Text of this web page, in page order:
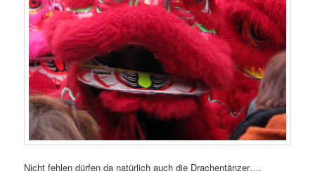
Nicht fehlen dürfen da natürlich auch die Drachentänzer….